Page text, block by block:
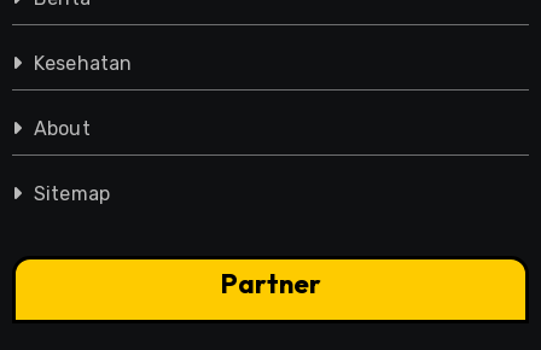
Kesehatan
About
Sitemap
Partner